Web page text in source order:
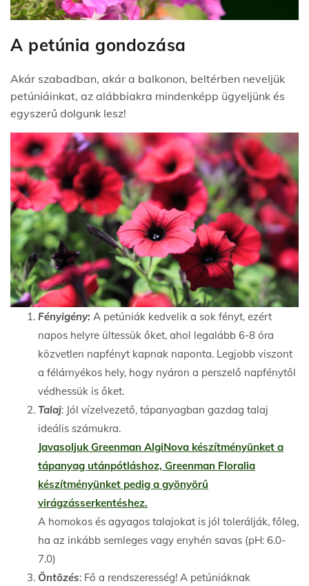
A petúnia gondozása
Akár szabadban, akár a balkonon, beltérben neveljük
petúniáinkat, az alábbiakra mindenképp ügyeljünk és
egyszerű dolgunk lesz!
Fényigény: A petúniák kedvelik a sok fényt, ezért
napos helyre ültessük őket, ahol legalább 6-8 óra
közvetlen napfényt kapnak naponta. Legjobb viszont
a félárnyékos hely, hogy nyáron a perszelő napfénytől
védhessük is őket.
Talaj: Jól vízelvezető, tápanyagban gazdag talaj
ideális számukra.
Javasoljuk Greenman AlgiNova készítményünket a
tápanyag utánpótláshoz, Greenman Floralia
készítményünket pedig a gyönyörű
virágzásserkentéshez.
A homokos és agyagos talajokat is jól tolerálják, főleg,
ha az inkább semleges vagy enyhén savas (pH: 6.0-
7.0)
Öntözés: Fő a rendszeresség! A petúniáknak